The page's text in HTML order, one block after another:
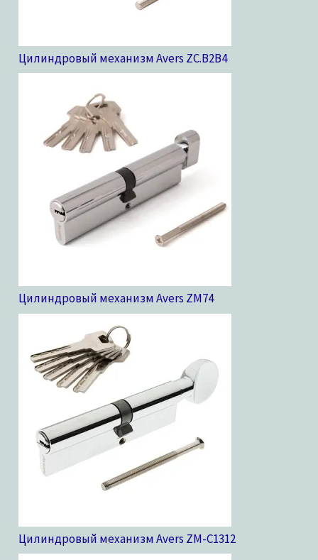
Цилиндровый механизм Avers ZC.B2B4
Цилиндровый механизм Avers ZM74
Цилиндровый механизм Avers ZM-C1312